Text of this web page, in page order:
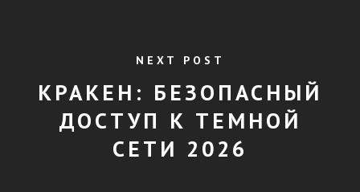
NEXT POST
КРАКЕН: БЕЗОПАСНЫЙ
ДОСТУП К ТЕМНОЙ
СЕТИ 2026